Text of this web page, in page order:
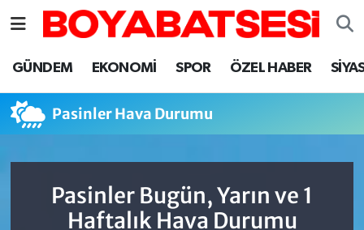
GÜNDEM EKONOMİ SPOR ÖZEL HABER
Pasinler Hava Durumu
Pasinler Bugün, Yarın ve 1
Haftalık Hava Durumu
Sinop Nöbetçi Eczaneler
Sinop Hava Durumu
Sinop Trafik Yoğunluk Haritası